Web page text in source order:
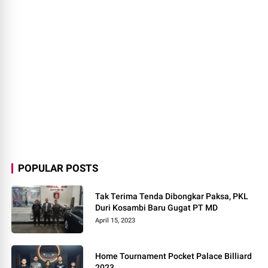
POPULAR POSTS
Tak Terima Tenda Dibongkar Paksa, PKL
Duri Kosambi Baru Gugat PT MD
April 15, 2023
Home Tournament Pocket Palace Billiard